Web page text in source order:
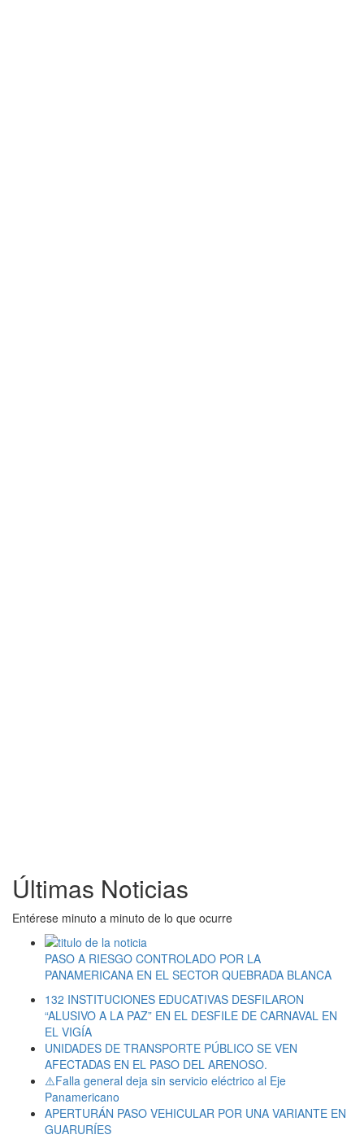
Últimas Noticias
Entérese minuto a minuto de lo que ocurre
PASO A RIESGO CONTROLADO POR LA
PANAMERICANA EN EL SECTOR QUEBRADA BLANCA
132 INSTITUCIONES EDUCATIVAS DESFILARON
“ALUSIVO A LA PAZ” EN EL DESFILE DE CARNAVAL EN
EL VIGÍA
UNIDADES DE TRANSPORTE PÚBLICO SE VEN
AFECTADAS EN EL PASO DEL ARENOSO.
⚠️Falla general deja sin servicio eléctrico al Eje
Panamericano
APERTURÁN PASO VEHICULAR POR UNA VARIANTE EN
GUARURÍES